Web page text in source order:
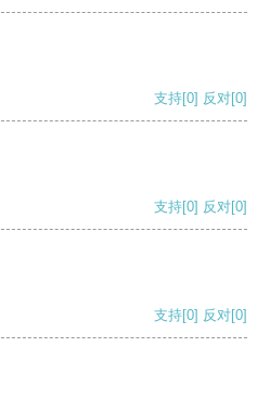
支持[0] 反对[0]
支持[0] 反对[0]
支持[0] 反对[0]